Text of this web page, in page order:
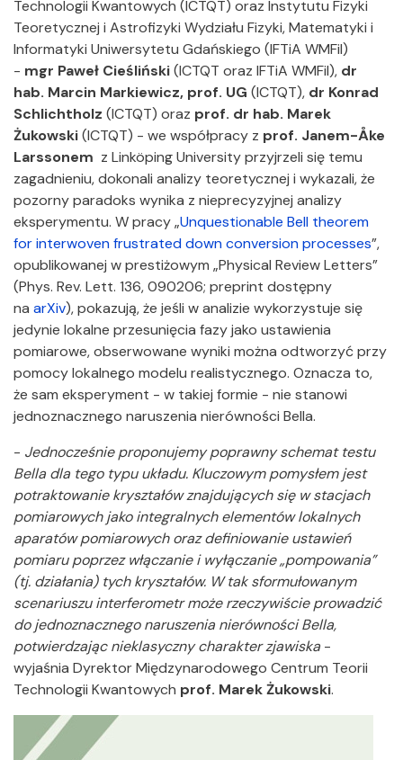
Technologii Kwantowych (ICTQT) oraz Instytutu Fizyki
Teoretycznej i Astrofizyki Wydziału Fizyki, Matematyki i
Informatyki Uniwersytetu Gdańskiego (IFTiA WMFiI)
- mgr Paweł Cieśliński(ICTQT oraz IFTiA WMFiI), dr
hab. Marcin Markiewicz, prof. UG (ICTQT), dr Konrad
Schlichtholz (ICTQT) oraz prof. dr hab. Marek
Żukowski(ICTQT) - we współpracy z prof. Janem-Åke
Larssonem z Linköping University przyjrzeli się temu
zagadnieniu, dokonali analizy teoretycznej i wykazali, że
pozorny paradoks wynika z nieprecyzyjnej analizy
eksperymentu. W pracy „Unquestionable Bell theorem
for interwoven frustrated down conversion processes”,
opublikowanej w prestiżowym „Physical Review Letters”
(Phys. Rev. Lett. 136, 090206; preprint dostępny
na arXiv), pokazują, że jeśli w analizie wykorzystuje się
jedynie lokalne przesunięcia fazy jako ustawienia
pomiarowe, obserwowane wyniki można odtworzyć przy
pomocy lokalnego modelu realistycznego. Oznacza to,
że sam eksperyment - w takiej formie - nie stanowi
jednoznacznego naruszenia nierówności Bella.
- Jednocześnie proponujemy poprawny schemat testu
Bella dla tego typu układu. Kluczowym pomysłem jest
potraktowanie kryształów znajdujących się w stacjach
pomiarowych jako integralnych elementów lokalnych
aparatów pomiarowych oraz definiowanie ustawień
pomiaru poprzez włączanie i wyłączanie „pompowania”
(tj. działania) tych kryształów. W tak sformułowanym
scenariuszu interferometr może rzeczywiście prowadzić
do jednoznacznego naruszenia nierówności Bella,
potwierdzając nieklasyczny charakter zjawiska -
wyjaśnia Dyrektor Międzynarodowego Centrum Teorii
Technologii Kwantowych prof. Marek Żukowski.